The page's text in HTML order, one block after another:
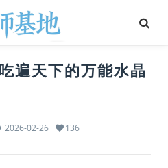
遍天下的万能水晶
2026-02-26 136